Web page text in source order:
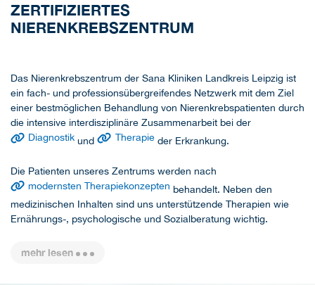
ZERTIFIZIERTES
NIERENKREBSZENTRUM
Das Nierenkrebszentrum der Sana Kliniken Landkreis Leipzig ist
ein fach- und professionsübergreifendes Netzwerk mit dem Ziel
einer bestmöglichen Behandlung von Nierenkrebspatienten durch
die intensive interdisziplinäre Zusammenarbeit bei der
Diagnostik und Therapieder Erkrankung.
Die Patienten unseres Zentrums werden nach
modernsten Therapiekonzepten behandelt. Neben den
medizinischen Inhalten sind uns unterstützende Therapien wie
Ernährungs-, psychologische und Sozialberatung wichtig.
mehr lesen